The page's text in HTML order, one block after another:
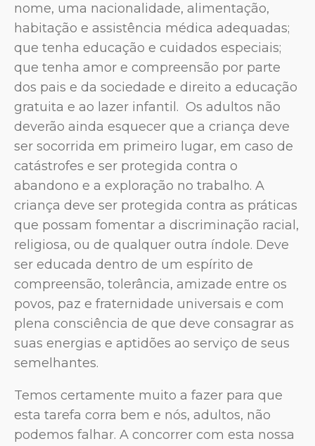
nome, uma nacionalidade, alimentação,
habitação e assistência médica adequadas;
que tenha educação e cuidados especiais;
que tenha amor e compreensão por parte
dos pais e da sociedade e direito a educação
gratuita e ao lazer infantil. Os adultos não
deverão ainda esquecer que a criança deve
ser socorrida em primeiro lugar, em caso de
catástrofes e ser protegida contra o
abandono e a exploração no trabalho. A
criança deve ser protegida contra as práticas
que possam fomentar a discriminação racial,
religiosa, ou de qualquer outra índole. Deve
ser educada dentro de um espírito de
compreensão, tolerância, amizade entre os
povos, paz e fraternidade universais e com
plena consciência de que deve consagrar as
suas energias e aptidões ao serviço de seus
semelhantes.
Temos certamente muito a fazer para que
esta tarefa corra bem e nós, adultos, não
podemos falhar. A concorrer com esta nossa